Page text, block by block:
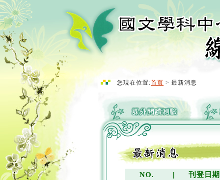
您現在位置:首頁 > 最新消息
NO. | 刊登日期